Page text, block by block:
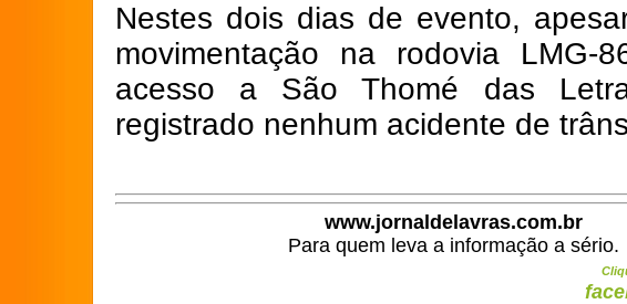
Nestes dois dias de evento,
movimentação na rodovia LMG-
acesso a São Thomé das
registrado nenhum acidente de
www.jornaldelavras.com.br
Para quem leva a informação a sério.